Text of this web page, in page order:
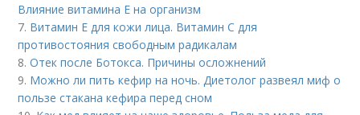
Влияние витамина E на организм
7. Витамин Е для кожи лица. Витамин С для
противостояния свободным радикалам
8.Отек после Ботокса. Причины осложнений
9. Можно ли пить кефир на ночь. Диетолог развеял миф о
пользе стакана кефира перед сном